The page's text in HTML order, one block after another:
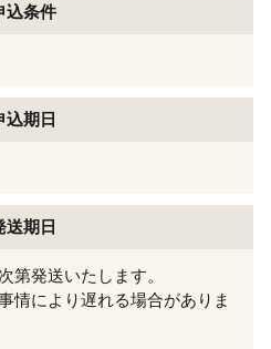
込条件
込期日
送期日
第発送いたします。
情により遅れる場合がありま